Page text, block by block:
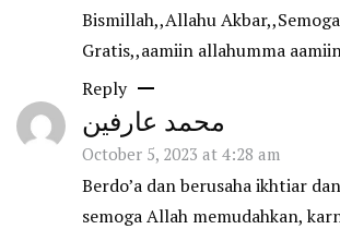
Bismillah,,Allahu
Gratis,,aamiin allahumma
Reply
محمد عارفين
October 5, 2023 at 4:28 am
Berdo’a dan berusaha ikhtiar
semoga Allah memudahkan,